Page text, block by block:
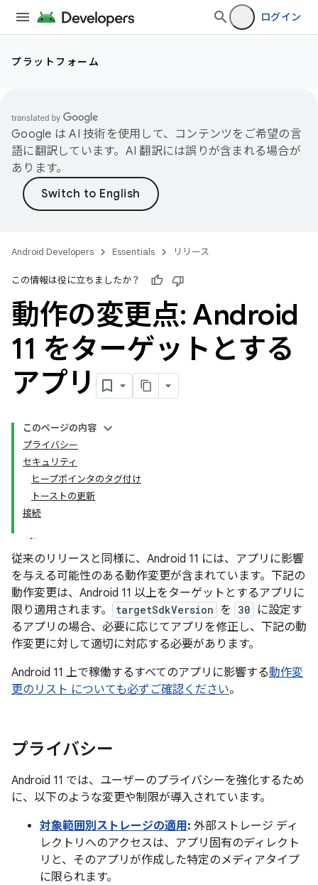
ログイン
プラットフォーム
Google は AI 技術を使用して、コンテンツをご希望の言
語に翻訳しています。AI 翻訳には誤りが含まれる場合が
あります。
Android Developers Essentials リリース
この情報は役に立ちましたか？
動作の変更点: Android
11 をターゲットとする
アプリ
このページの内容
プライバシー
セキュリティ
ヒープポインタのタグ付け
トーストの更新
接続
従来のリリースと同様に、Android 11 には、アプリに影響
を与える可能性のある動作変更が含まれています。下記の
動作変更は、Android 11 以上をターゲットとするアプリに
限り適用されます。
targetSdkVersion を 30
に設定す
るアプリの場合、必要に応じてアプリを修正し、下記の動
作変更に対して適切に対応する必要があります。
Android 11 上で稼働するすべてのアプリに影響する動作変
更のリスト についても必ずご確認ください。
プライバシー
Android 11 では、ユーザーのプライバシーを強化するため
に、以下のような変更や制限が導入されています。
対象範囲別ストレージの適用: 外部ストレージ ディ
レクトリへのアクセスは、アプリ固有のディレクト
リと、そのアプリが作成した特定のメディアタイプ
に限られます。